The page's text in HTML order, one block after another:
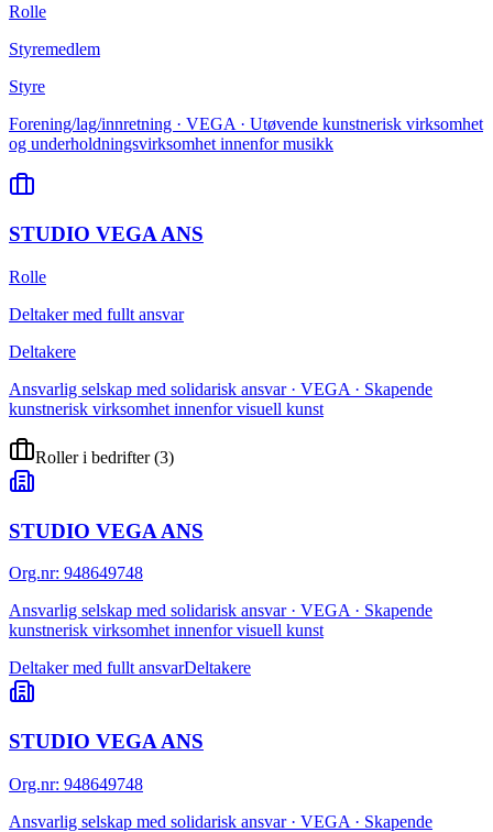
Rolle
Styremedlem
Styre
Forening/lag/innretning · VEGA · Utøvende kunstnerisk virksomhet
og underholdningsvirksomhet innenfor musikk
STUDIO VEGA ANS
Rolle
Deltaker med fullt ansvar
Deltakere
Ansvarlig selskap med solidarisk ansvar · VEGA · Skapende
kunstnerisk virksomhet innenfor visuell kunst
Roller i bedrifter(3)
STUDIO VEGA ANS
Org.nr: 948649748
Ansvarlig selskap med solidarisk ansvar · VEGA · Skapende
kunstnerisk virksomhet innenfor visuell kunst
Deltaker med fullt ansvarDeltakere
STUDIO VEGA ANS
Org.nr: 948649748
Ansvarlig selskap med solidarisk ansvar · VEGA · Skapende